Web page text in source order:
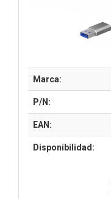
Marca:
P/N:
EAN:
Disponibilidad: